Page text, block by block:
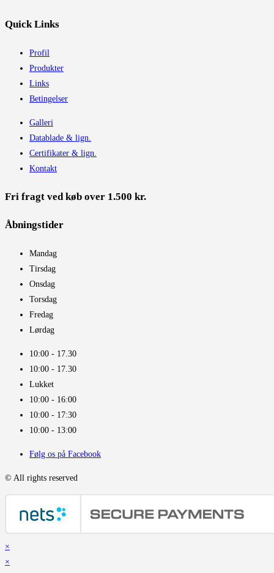
Quick Links
Profil
Produkter
Links
Betingelser
Galleri
Datablade & lign.
Certifikater & lign.
Kontakt
Fri fragt ved køb over 1.500 kr.
Åbningstider​
Mandag
Tirsdag
Onsdag
Torsdag
Fredag
Lørdag
10:00 - 17.30​
10:00 - 17.30​
Lukket
10:00 - 16:00​
10:00 - 17:30
10:00 - 13:00
Følg os på Facebook
© All rights reserved
×
×